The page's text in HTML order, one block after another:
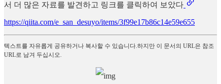
서 더 많은 자료를 발견하고 링크를 클릭하여 보았다
https://qiita.com/e_san_desuyo/items/3f99e17b86c14e59e655
텍스트를 자유롭게 공유하거나 복사할 수 있습니다.하지만 이 문서의 URL은 참조
URL로 남겨 두십시오.